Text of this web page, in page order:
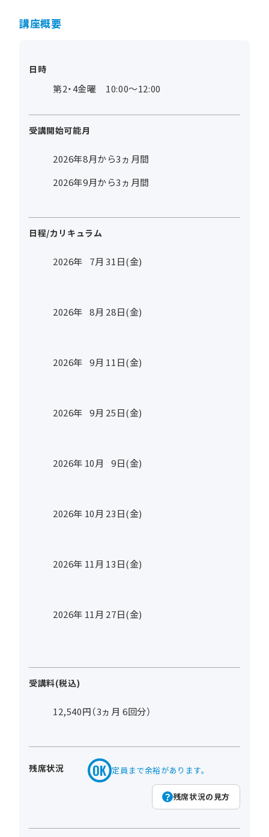
講座概要
日時
第2・4金曜 10:00～12:00
受講開始可能月
2026年8月から3ヵ月間
2026年9月から3ヵ月間
日程/カリキュラム
2026年 7月 31日(金)
2026年 8月 28日(金)
2026年 9月 11日(金)
2026年 9月 25日(金)
2026年 10月 9日(金)
2026年 10月 23日(金)
2026年 11月 13日(金)
2026年 11月 27日(金)
受講料(税込)
12,540円（3ヵ月 6回分）
残席状況 定員まで余裕があります。
残席状況の見方